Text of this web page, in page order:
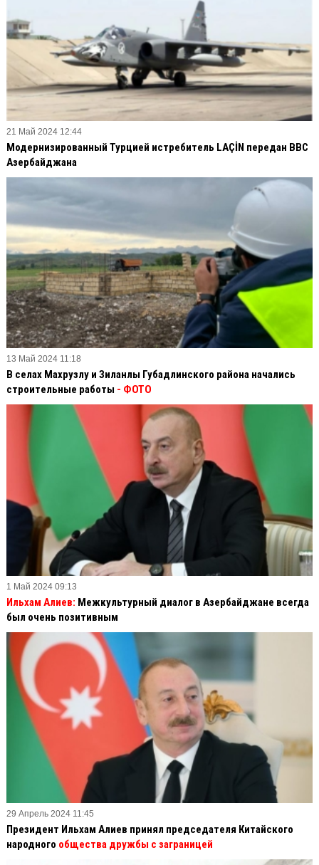
21 Май 2024 12:44
Модернизированный Турцией истребитель LAÇİN передан ВВС
Азербайджана
13 Май 2024 11:18
В селах Махрузлу и Зиланлы Губадлинского района начались
строительные работы - ФОТО
1 Май 2024 09:13
Ильхам Алиев: Межкультурный диалог в Азербайджане всегда
был очень позитивным
29 Апрель 2024 11:45
Президент Ильхам Алиев принял председателя Китайского
народного общества дружбы с заграницей